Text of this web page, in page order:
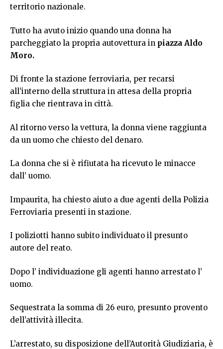
territorio nazionale.
Tutto ha avuto inizio quando una donna ha
parcheggiato la propria autovettura in piazza Aldo
Moro.
Di fronte la stazione ferroviaria, per recarsi
all’interno della struttura in attesa della propria
figlia che rientrava in città.
Al ritorno verso la vettura, la donna viene raggiunta
da un uomo che chiesto del denaro.
La donna che si è rifiutata ha ricevuto le minacce
dall’ uomo.
Impaurita, ha chiesto aiuto a due agenti della Polizia
Ferroviaria presenti in stazione.
I poliziotti hanno subito individuato il presunto
autore del reato.
Dopo l’ individuazione gli agenti hanno arrestato l’
uomo.
Sequestrata la somma di 26 euro, presunto provento
dell’attività illecita.
L’arrestato, su disposizione dell’Autorità Giudiziaria, è